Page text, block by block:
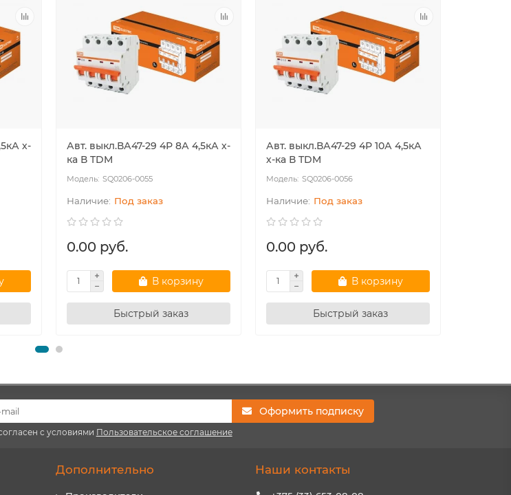
х-
Авт. выкл.ВА47-29 4Р 8А 4,5кА х-
ка В TDM
SQ0206-0055
Под заказ
0.00 руб.
В корзину
Быстрый заказ
Авт. выкл.ВА47-29 4Р 10А 4,5кА
х-ка В TDM
SQ0206-0056
Под заказ
0.00 руб.
В корзину
Быстрый заказ
Оформить подписку
с условиями Пользовательское соглашение
Дополнительно Наши контакты